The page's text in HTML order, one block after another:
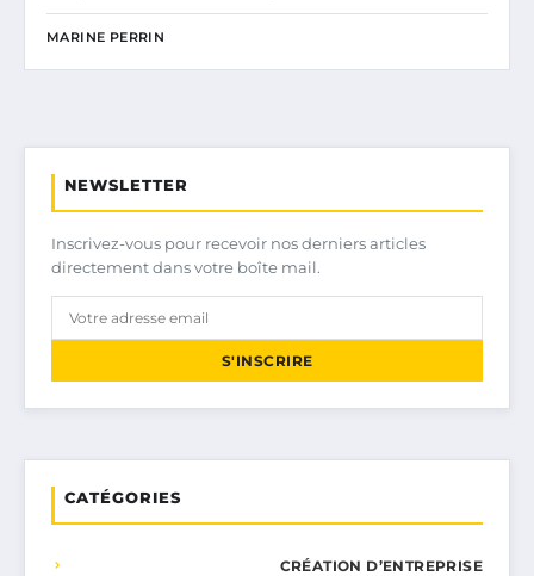
MARINE PERRIN
NEWSLETTER
Inscrivez-vous pour recevoir nos derniers articles
directement dans votre boîte mail.
S'INSCRIRE
CATÉGORIES
CRÉATION D’ENTREPRISE